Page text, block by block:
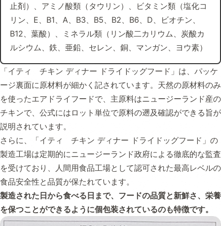
止剤）、アミノ酸類（タウリン）、ビタミン類（塩化コ
リン、E、B1、A、B3、B5、B2、B6、D、ビオチン、
B12、葉酸）、ミネラル類（リン酸二カリウム、炭酸カ
ルシウム、鉄、亜鉛、セレン、銅、マンガン、ヨウ素）
「イティ チキン ディナー ドライドッグフード」は、パッケ
ージ裏面に原材料が細かく記されています。天然の原材料のみ
を使ったエアドライフードで、主原料はニュージーランド産の
チキンで、公式にはロット単位で原料の遡及確認ができる旨が
説明されています。
さらに、「イティ チキン ディナー ドライドッグフード」の
製造工場は定期的にニュージーランド政府による徹底的な監査
を受けており、人間用食品工場として認可された最高レベルの
食品安全性と品質が保たれています。
製造された日から食べる日まで、フードの品質と新鮮さ、栄養
を保つことができるように個包装されているのも特徴です。